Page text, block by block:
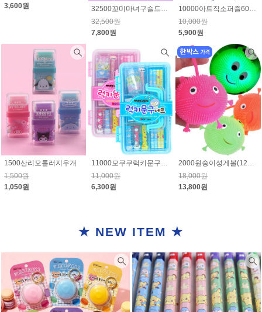
3,600원
32500꼬미마녀구슬드레스_지나,소미,라라 선택1 76% 할인
32,500원
7,800원
10000아트직소퍼즐60PCS
10,000원
5,900원
1500산리오롤러지우개
1,500원
1,050원
11000모쿠쿠럭키문구세트
11,000원
6,300원
2000원숭이성게볼(12개) 1개 1150원
18,000원
13,800원
★ NEW ITEM ★